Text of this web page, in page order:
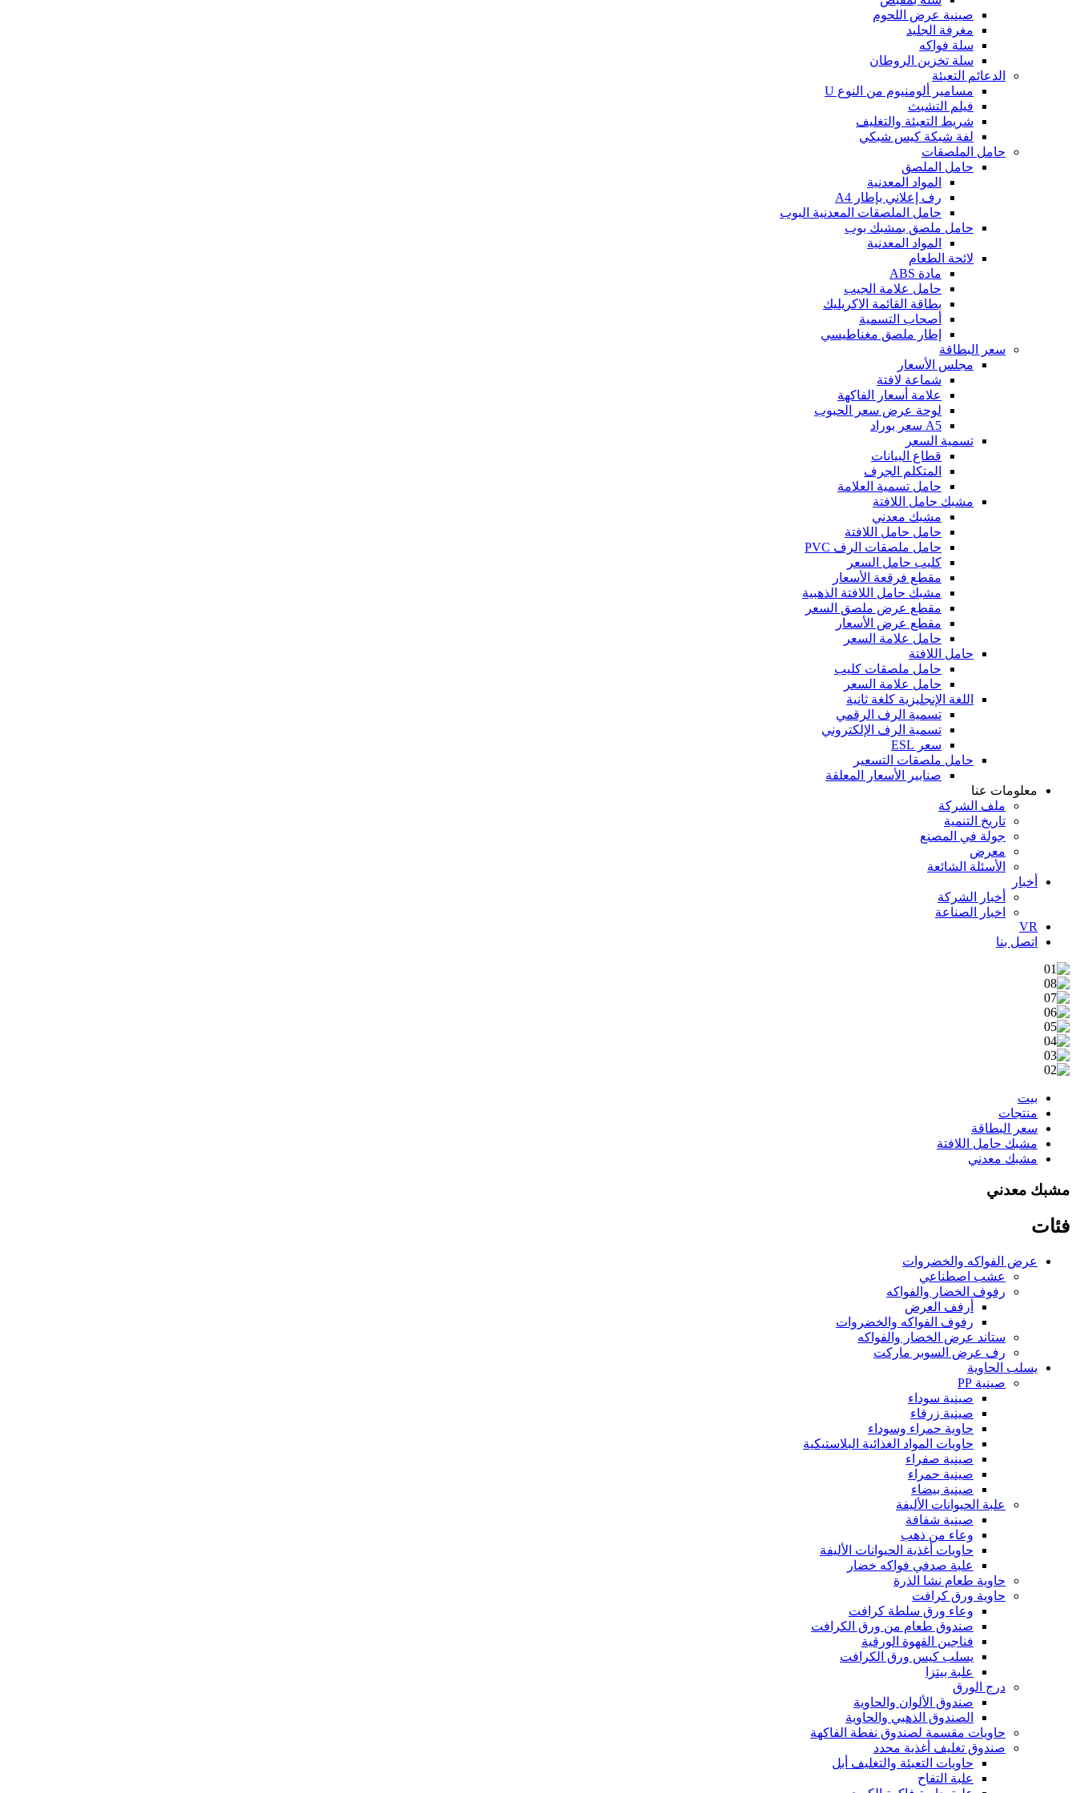
صينية عرض اللحوم
مغرفة الجليد
سلة فواكه
سلة تخزين الروطان
الدعائم التعبئة
مسامير ألومنيوم من النوع U
فيلم التشبث
شريط التعبئة والتغليف
لفة شبكة كيس شبكي
حامل الملصقات
حامل الملصق
المواد المعدنية
رف إعلاني بإطار A4
حامل الملصقات المعدنية البوب
حامل ملصق بمشبك بوب
المواد المعدنية
لائحة الطعام
مادة ABS
حامل علامة الجيب
بطاقة القائمة الاكريليك
أصحاب التسمية
إطار ملصق مغناطيسي
سعر البطاقة
مجلس الأسعار
شماعة لافتة
علامة أسعار الفاكهة
لوحة عرض سعر الحبوب
A5 سعر بوراد
تسمية السعر
قطاع البيانات
المتكلم الجرف
حامل تسمية العلامة
مشبك حامل اللافتة
مشبك معدني
حامل حامل اللافتة
حامل ملصقات الرف PVC
كليب حامل السعر
مقطع فرقعة الأسعار
مشبك حامل اللافتة الذهبية
مقطع عرض ملصق السعر
مقطع عرض الأسعار
حامل علامة السعر
حامل اللافتة
حامل ملصقات كليب
حامل علامة السعر
اللغة الإنجليزية كلغة ثانية
تسمية الرف الرقمي
تسمية الرف الإلكتروني
سعر ESL
حامل ملصقات التسعير
صنابير الأسعار المعلقة
معلومات عنا
ملف الشركة
تاريخ التنمية
جولة في المصنع
معرض
الأسئلة الشائعة
أخبار
أخبار الشركة
اخبار الصناعة
VR
اتصل بنا
بيت
منتجات
سعر البطاقة
مشبك حامل اللافتة
مشبك معدني
مشبك معدني
فئات
عرض الفواكه والخضروات
عشب اصطناعي
رفوف الخضار والفواكه
أرفف العرض
رفوف الفواكه والخضروات
ستاند عرض الخضار والفواكه
رف عرض السوبر ماركت
يسلب الحاوية
صينية PP
صينية سوداء
صينية زرقاء
حاوية حمراء وسوداء
حاويات المواد الغذائية البلاستيكية
صينية صفراء
صينية حمراء
صينية بيضاء
علبة الحيوانات الأليفة
صينية شفافة
وعاء من ذهب
حاويات أغذية الحيوانات الأليفة
علبة صدفي فواكه خضار
حاوية طعام نشا الذرة
حاوية ورق كرافت
وعاء ورق سلطة كرافت
صندوق طعام من ورق الكرافت
فناجين القهوة الورقية
يسلب كيس ورق الكرافت
علبة بيتزا
درج الورق
صندوق الألوان والحاوية
الصندوق الذهبي والحاوية
حاويات مقسمة لصندوق نفطة الفاكهة
صندوق تغليف أغذية محدد
حاويات التعبئة والتغليف أبل
علبة التفاح